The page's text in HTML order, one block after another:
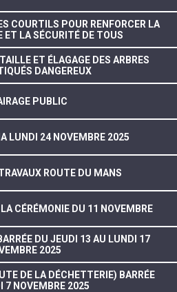
COURTILS POUR RENFORCER LA
ET LA SÉCURITÉ DE TOUS
ET ÉLAGAGE DES ARBRES
DANGEREUX
PUBLIC
LUNDI 24 NOVEMBRE 2025
ROUTE DU MANS
CÉRÉMONIE DU 11 NOVEMBRE
DU JEUDI 13 AU LUNDI 17
2025
DE LA DÉCHETTERIE) BARRÉE
7 NOVEMBRE 2025